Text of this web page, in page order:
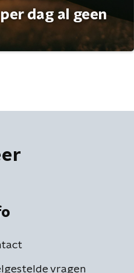
dag al geen
vragen